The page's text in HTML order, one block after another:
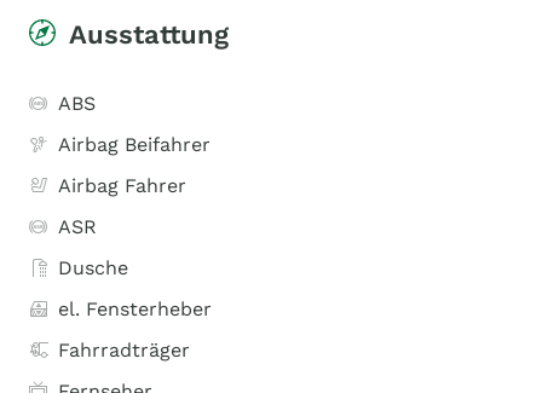
Ausstattung
ABS
Airbag Beifahrer
Airbag Fahrer
ASR
Dusche
el. Fensterheber
Fahrradträger